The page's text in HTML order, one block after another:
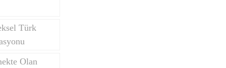
Türk
Olan